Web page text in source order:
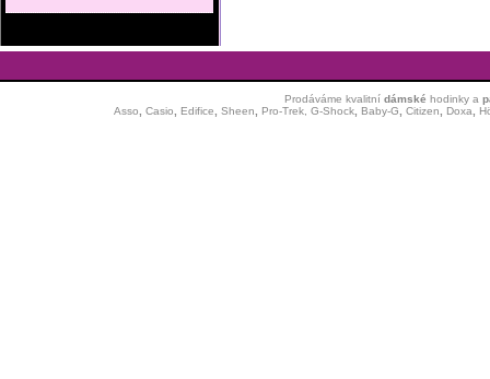
Prodáváme kvalitní dámské hodinkya
Asso
Casio Edifice Sheen Pro-Trek, G-Shock, Baby-G Citizen Doxa